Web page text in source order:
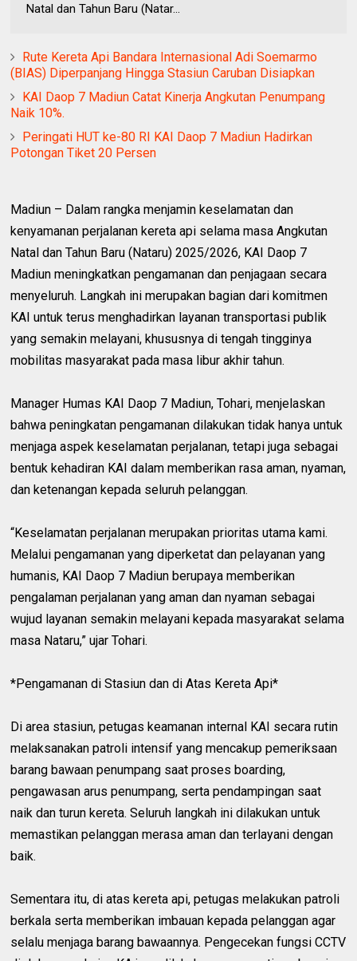
Natal dan Tahun Baru (Natar...
Rute Kereta Api Bandara Internasional Adi Soemarmo
(BIAS) Diperpanjang Hingga Stasiun Caruban Disiapkan
KAI Daop 7 Madiun Catat Kinerja Angkutan Penumpang
Naik 10%.
Peringati HUT ke-80 RI KAI Daop 7 Madiun Hadirkan
Potongan Tiket 20 Persen
Madiun – Dalam rangka menjamin keselamatan dan
kenyamanan perjalanan kereta api selama masa Angkutan
Natal dan Tahun Baru (Nataru) 2025/2026, KAI Daop 7
Madiun meningkatkan pengamanan dan penjagaan secara
menyeluruh. Langkah ini merupakan bagian dari komitmen
KAI untuk terus menghadirkan layanan transportasi publik
yang semakin melayani, khususnya di tengah tingginya
mobilitas masyarakat pada masa libur akhir tahun.
Manager Humas KAI Daop 7 Madiun, Tohari, menjelaskan
bahwa peningkatan pengamanan dilakukan tidak hanya untuk
menjaga aspek keselamatan perjalanan, tetapi juga sebagai
bentuk kehadiran KAI dalam memberikan rasa aman, nyaman,
dan ketenangan kepada seluruh pelanggan.
“Keselamatan perjalanan merupakan prioritas utama kami.
Melalui pengamanan yang diperketat dan pelayanan yang
humanis, KAI Daop 7 Madiun berupaya memberikan
pengalaman perjalanan yang aman dan nyaman sebagai
wujud layanan semakin melayani kepada masyarakat selama
masa Nataru,” ujar Tohari.
*Pengamanan di Stasiun dan di Atas Kereta Api*
Di area stasiun, petugas keamanan internal KAI secara rutin
melaksanakan patroli intensif yang mencakup pemeriksaan
barang bawaan penumpang saat proses boarding,
pengawasan arus penumpang, serta pendampingan saat
naik dan turun kereta. Seluruh langkah ini dilakukan untuk
memastikan pelanggan merasa aman dan terlayani dengan
baik.
Sementara itu, di atas kereta api, petugas melakukan patroli
berkala serta memberikan imbauan kepada pelanggan agar
selalu menjaga barang bawaannya. Pengecekan fungsi CCTV